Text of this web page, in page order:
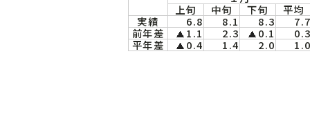
上旬
中旬 下旬
平均
実績
6.8 8.1 8.3
前年差
1.1 2.3 0.1
平年差
0.4 1.4 2.0